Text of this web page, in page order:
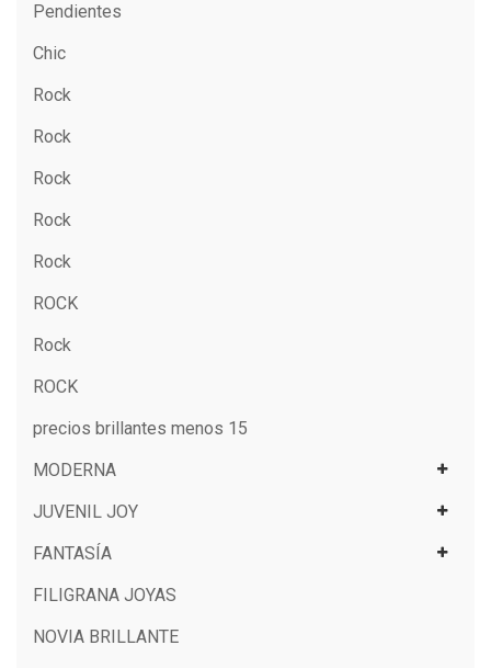
Pendientes
Chic
Rock
Rock
Rock
Rock
Rock
ROCK
Rock
ROCK
precios brillantes menos 15
MODERNA
JUVENIL JOY
FANTASÍA
FILIGRANA JOYAS
NOVIA BRILLANTE